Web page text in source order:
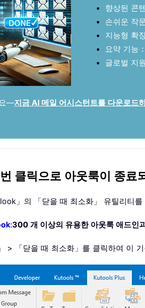
향상된 콘
손쉬운 작
지능형 확
요약 기능
글로벌 지
—지금 AI 메일 어시스턴트를 다운로드
클릭으로 아웃룩이 종료
」의 「닫을 때 최소화」 유틸리티
:300 개 이상의 유용한 아웃룩 애드인
> 「닫을 때 최소화」를 클릭하여 이 기